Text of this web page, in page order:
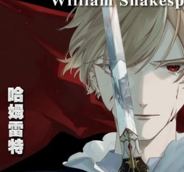
天天免運 美食蛋糕 養生保健
3C家電 運動休閒
男裝 化妝保養
日本購物 電子/紙本書